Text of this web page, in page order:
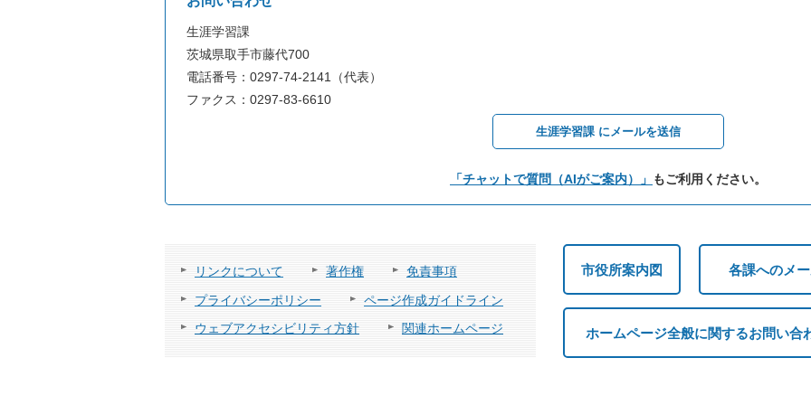
生涯学習課
茨城県取手市藤代700
電話番号：0297-74-2141（代表）
ファクス：0297-83-6610
生涯学習課 にメールを送信
「チャットで質問（AIがご案内）」 もご利用ください。
リンクについて 著作権
免責事項
プライバシーポリシー
ページ作成ガイドライン
ウェブアクセシビリティ方針
関連ホームページ
市役所案内図 各課へのメ
ホームページ全般に関するお問い合